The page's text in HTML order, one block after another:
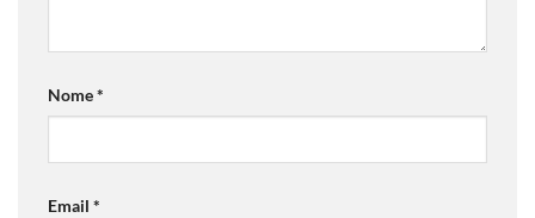
Nome*
Email *